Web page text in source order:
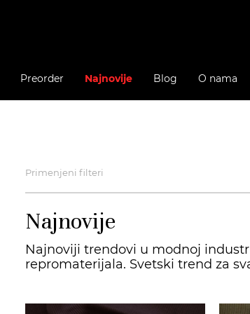
Preorder Najnovije Blog O nama
Primenjeni filteri
Najnovije
Najnoviji trendovi u modnoj
repromaterijala. Svetski trend za